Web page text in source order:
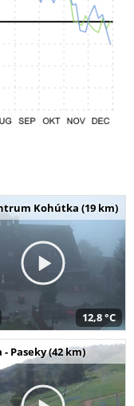
Kohútka (19 km)
12,8 °C
Paseky (42 km)